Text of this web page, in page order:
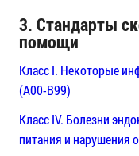
3. Стандарты
помощи
Класс I. Некоторые
(A00-B99)
Класс IV. Болезни
питания и нарушения